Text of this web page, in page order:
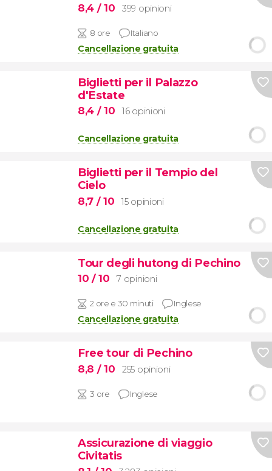
8,4 / 10 399 opinioni
8 ore Italiano
Cancellazione gratuita
Biglietti per il Palazzo
d'Estate
8,4 / 10 16 opinioni
Cancellazione gratuita
Biglietti per il Tempio del
Cielo
8,7 / 10 15 opinioni
Cancellazione gratuita
Tour degli hutong di Pechino
10 / 10 7 opinioni
2 ore e 30 minuti Inglese
Cancellazione gratuita
Free tour di Pechino
8,8 / 10 255 opinioni
3 ore Inglese
Assicurazione di viaggio
Civitatis